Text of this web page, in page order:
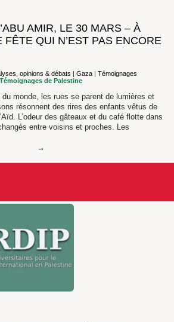
AMIR, LE 30 MARS – À
FÊTE QUI N’EST PAS ENCORE
opinions & débats |Gaza |Témoignages
Témoignages de Palestine
monde, les rues se parent de lumières et
résonnent des rires des enfants vêtus de
L’odeur des gâteaux et du café flotte dans
entre voisins et proches. Les